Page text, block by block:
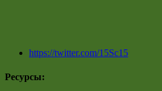
https://twitter.com/15Sc15
Ресурсы: